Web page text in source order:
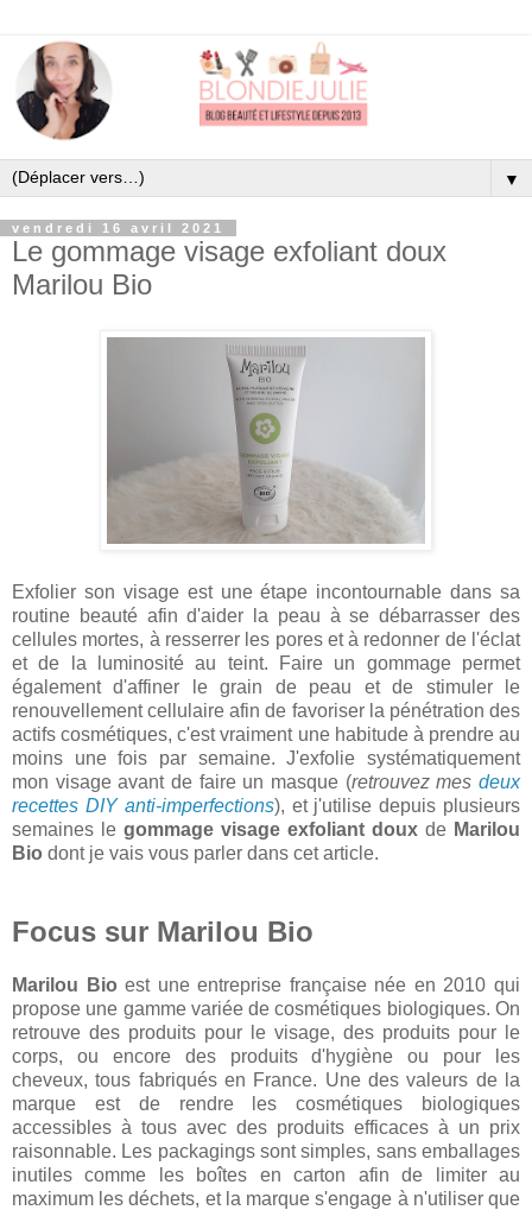
▼
vendredi 16 avril 2021
Le gommage visage exfoliant doux
Marilou Bio
Exfolier son visage est une étape incontournable dans sa
routine beauté afin d'aider la peau à se débarrasser des
cellules mortes, à resserrer les pores et à redonner de l'éclat
et de la luminosité au teint. Faire un gommage permet
également d'affiner le grain de peau et de stimuler le
renouvellement cellulaire afin de favoriser la pénétration des
actifs cosmétiques, c'est vraiment une habitude à prendre au
moins une fois par semaine. J'exfolie systématiquement
mon visage avant de faire un masque (retrouvez mesdeux
recettes DIY anti-imperfections), et j'utilise depuis plusieurs
semaines le gommage visage exfoliant doux de Marilou
Bio dont je vais vous parler dans cet article.
Focus sur Marilou Bio
Marilou Bio est une entreprise française née en 2010 qui
propose une gamme variée de cosmétiques biologiques. On
retrouve des produits pour le visage, des produits pour le
corps, ou encore des produits d'hygiène ou pour les
cheveux, tous fabriqués en France. Une des valeurs de la
marque est de rendre les cosmétiques biologiques
accessibles à tous avec des produits efficaces à un prix
raisonnable. Les packagings sont simples, sans emballages
inutiles comme les boîtes en carton afin de limiter au
maximum les déchets, et la marque s'engage à n'utiliser que